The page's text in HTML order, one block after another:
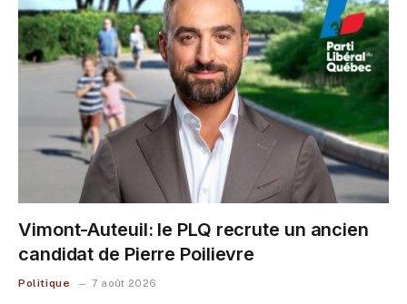
Vimont-Auteuil: le PLQ recrute un ancien
candidat de Pierre Poilievre
Politique 7 août 2026